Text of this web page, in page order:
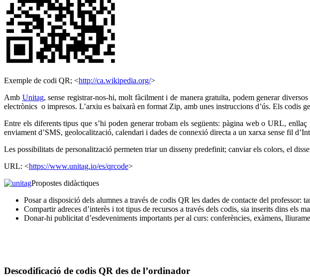
Exemple de codi QR; <http://ca.wikipedia.org/>
Amb Unitag, sense registrar-nos-hi, molt fàcilment i de manera gratuïta, podem generar
electrònics o impresos. L’arxiu es baixarà en format Zip, amb unes instruccions d’ús. Els codis
Entre els diferents tipus que s’hi poden generar trobam els següents: pàgina web o URL,
enviament d’SMS, geolocalització, calendari i dades de connexió directa a un xarxa sense fil
Les possibilitats de personalització permeten triar un disseny predefinit; canviar els colors, el
URL: <https://www.unitag.io/es/qrcode>
Propostes didàctiques
Posar a disposició dels alumnes a través de codis QR les dades de contacte del professor:
Compartir adreces d’interès i tot tipus de recursos a través dels codis, sia inserits dins els
Donar-hi publicitat d’esdeveniments importants per al curs: conferències, exàmens,
Descodificació de codis QR des de l’ordinador